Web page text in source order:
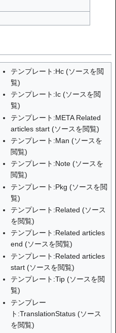
テンプレート:Hc(ソースを閲
覧)
テンプレート:Ic(ソースを閲
覧)
テンプレート:META Related
articles start(ソースを閲覧)
テンプレート:Man (ソースを
閲覧)
テンプレート:Note(ソースを
閲覧)
テンプレート:Pkg (ソースを閲
覧)
テンプレート:Related (ソース
を閲覧)
テンプレート:Related articles
end (ソースを閲覧)
テンプレート:Related articles
start(ソースを閲覧)
テンプレート:Tip(ソースを閲
覧)
テンプレー
ト:TranslationStatus(ソース
を閲覧)